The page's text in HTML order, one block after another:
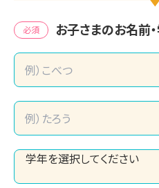
必須 お子さまのお名前